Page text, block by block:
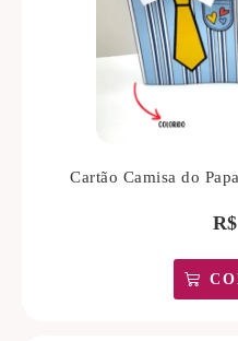
Cartão Camisa do
R$